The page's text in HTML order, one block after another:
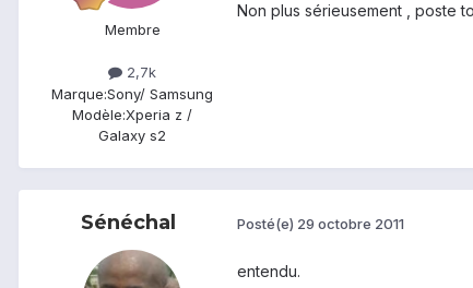
Membre
2,7k
Marque:Sony/ Samsung
Modèle:Xperia z /
Galaxy s2
Non plus sérieusement , poste
Sénéchal Posté(e) 29 octobre 2011
entendu.